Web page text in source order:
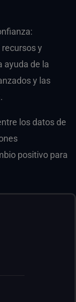
y
ayuda de la
y las
los datos de
positivo para